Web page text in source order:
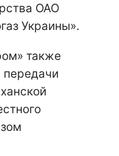
ОАО
Украины».
также